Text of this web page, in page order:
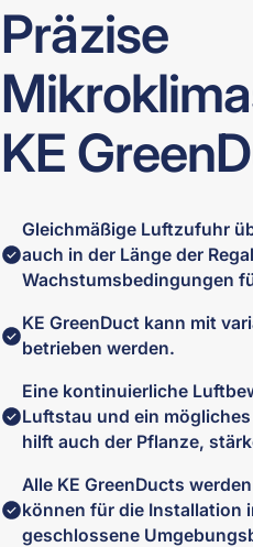
Präzise
KE
Gleichmäßige Luftzufuhr
auch in der Länge der
Wachstumsbedingungen
KE GreenDuct kann mit
betrieben werden.
Eine kontinuierliche
Luftstau und ein
hilft auch der Pflanze,
Alle KE GreenDucts
können für die Installation
geschlossene